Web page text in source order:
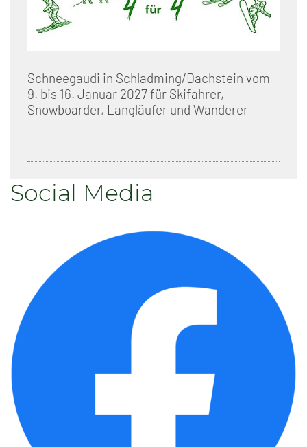
Schneegaudi in Schladming/Dachstein vom
9. bis 16. Januar 2027 für Skifahrer,
Snowboarder, Langläufer und Wanderer
Social Media